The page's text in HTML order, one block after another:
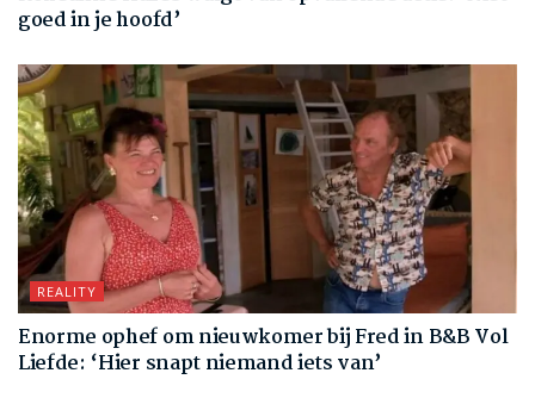
goed in je hoofd’
REALITY
Enorme ophef om nieuwkomer bij Fred in B&B Vol
Liefde: ‘Hier snapt niemand iets van’